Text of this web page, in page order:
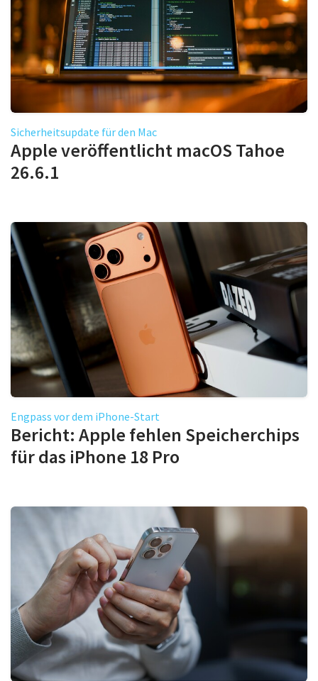
Sicherheitsupdate für den Mac
Apple veröffentlicht macOS Tahoe
26.6.1
Engpass vor dem iPhone-Start
Bericht: Apple fehlen Speicherchips
für das iPhone 18 Pro